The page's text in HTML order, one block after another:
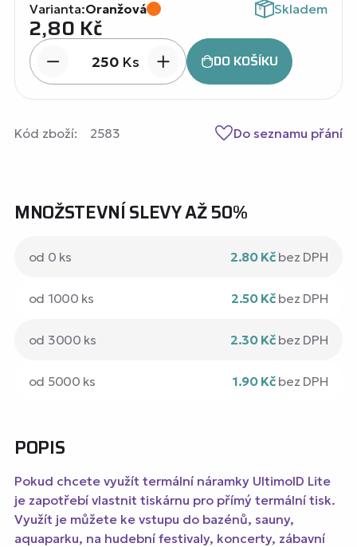
Varianta:Oranžová Skladem
2,80 Kč
Ks DO KOŠÍKU
Kód zboží: 2583 Do seznamu přání
MNOŽSTEVNÍ SLEVY AŽ 50%
od 0 ks 2.80 Kč bez DPH
od 1000 ks 2.50 Kč bez DPH
od 3000 ks 2.30 Kč bez DPH
od 5000 ks 1.90 Kč bez DPH
POPIS
Pokud chcete využít termální náramky UltimoID Lite
je zapotřebí vlastnit tiskárnu pro přímý termální tisk.
Využít je můžete ke vstupu do bazénů, sauny,
aquaparku, na hudební festivaly, koncerty, zábavní